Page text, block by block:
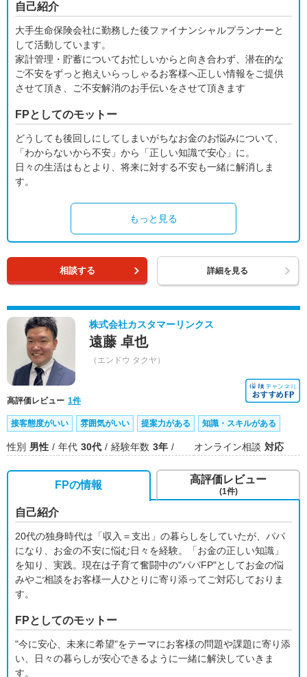
自己紹介
大手生命保険会社に勤務した後ファイナンシャルプランナーと
して活動しています。
家計管理・貯蓄についてお忙しいからと向き合わず、潜在的な
ご不安をずっと抱えいらっしゃるお客様へ正しい情報をご提供
させて頂き、ご不安解消のお手伝いをさせて頂きます
FPとしてのモットー
どうしても後回しにしてしまいがちなお金のお悩みについて、
「わからないから不安」から「正しい知識で安心」に。
日々の生活はもとより、将来に対する不安も一緒に解消しま
す。
もっと見る
相談する 詳細を見る
株式会社カスタマーリンクス
遠藤 卓也
（エンドウ タクヤ）
高評価レビュー 1件
接客態度がいい 雰囲気がいい 提案力がある 知識・スキルがある
性別 男性 年代 30代 経験年数 3年 オンライン相談 対応
FPの情報
自己紹介
20代の独身時代は「収入＝支出」の暮らしをしていたが、パパ
になり、お金の不安に悩む日々を経験。「お金の正しい知識」
を知り、実践。現在は子育て奮闘中の"パパFP"としてお金の悩
みやご相談をお客様一人ひとりに寄り添ってご対応しておりま
す。
FPとしてのモットー
"今に安心、未来に希望"をテーマにお客様の問題や課題に寄り添
い、日々の暮らしが安心できるように一緒に解決していきま
す。
高評価レビュー
(1件)